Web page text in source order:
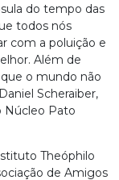
do tempo das
todos nós
com a poluição e
Além de
o mundo não
Scheraiber,
Núcleo Pato
Theóphilo
de Amigos